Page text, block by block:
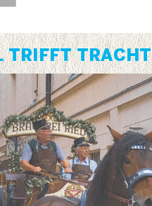
TRIFFT TRACHT